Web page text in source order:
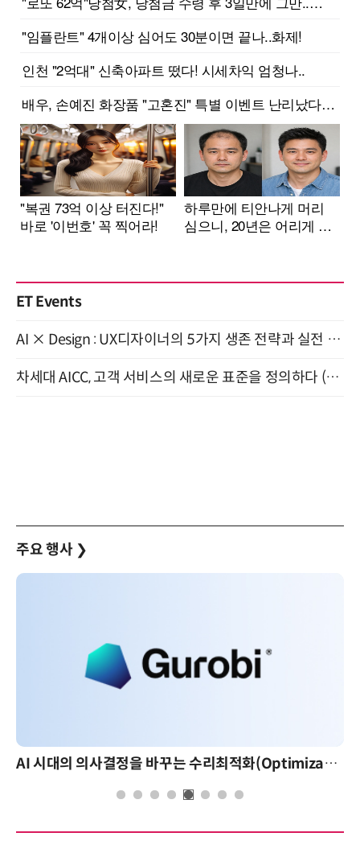
ET Events
AI × Design : UX디자이너의 5가지 생존 전략과 실전 대응 8월 28일 개최
차세대 AICC, 고객 서비스의 새로운 표준을 정의하다 (9/9)
주요 행사 ❯
AI 시대의 의사결정을 바꾸는 수리최적화(Optimization): 실제 산업 적용 사례와 활용 전략